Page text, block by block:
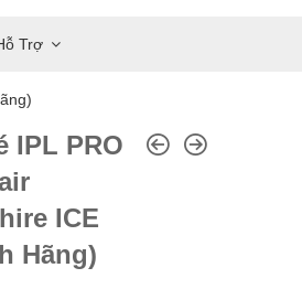
Trợ
IPL PRO
ICE
Hãng)